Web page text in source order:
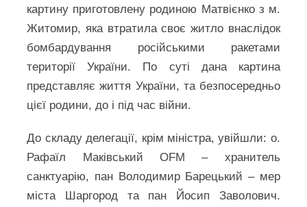
картину приготовлену родиною Матвієнко з м.
Житомир, яка втратила своє житло внаслідок
бомбардування російськими ракетами
території України. По суті дана картина
представляє життя України, та безпосередньо
цієї родини, до і під час війни.
До складу делегації, крім міністра, увійшли: о.
Рафаїл Маківський OFM – хранитель
санктуарію, пан Володимир Барецький – мер
міста Шаргород та пан Йосип Заволович.